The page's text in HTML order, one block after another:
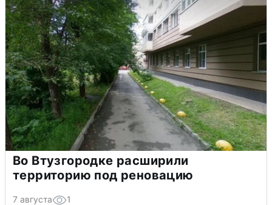
Во Втузгородке расширили
территорию под реновацию
7 августа 1